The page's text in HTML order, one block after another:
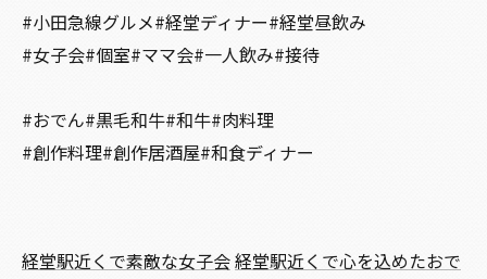
#小田急線グルメ#経堂ディナー#経堂昼飲み
#女子会#個室#ママ会#一人飲み#接待
#おでん#黒毛和牛#和牛#肉料理
#創作料理#創作居酒屋#和食ディナー
経堂駅近くで素敵な女子会経堂駅近くで心を込めたおで